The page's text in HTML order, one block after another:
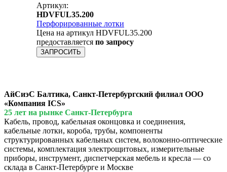
Артикул:
HDVFUL35.200
Перфорированные лотки
Цена на артикул HDVFUL35.200
предоставляется по запросу
ЗАПРОСИТЬ
АйСиэС Балтика, Санкт-Петербургский филиал ООО
«Компания ICS»
25 лет на рынке Санкт-Петербурга
Кабель, провод, кабельная оконцовка и соединения,
кабельные лотки, короба, трубы, компоненты
структурированных кабельных систем, волоконно-оптические
системы, комплектация электрощитовых, измерительные
приборы, инструмент, диспетчерская мебель и кресла — со
склада в Санкт-Петербурге и Москве